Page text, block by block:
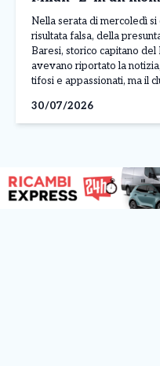
Nella serata di mercoledì
risultata falsa, della
Baresi, storico capitano
avevano riportato la
tifosi e appassionati, ma il
attraverso un comunicato
ufficiali. Il Milan […]
30/07/2026